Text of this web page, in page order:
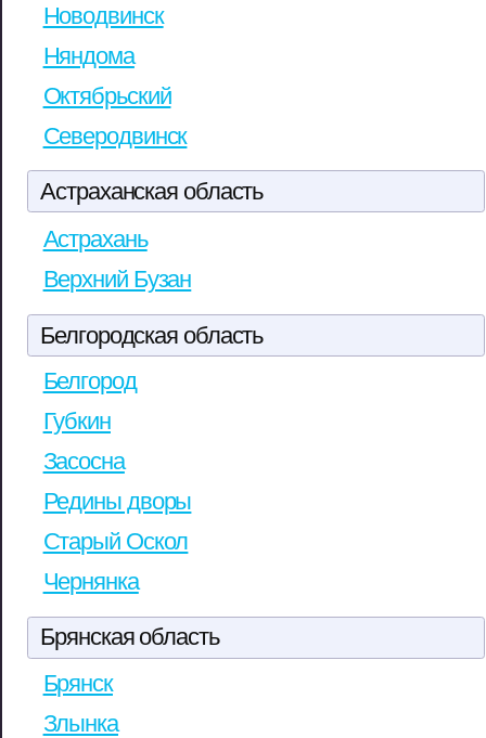
Новодвинск
Няндома
Октябрьский
Северодвинск
Астраханская область
Астрахань
Верхний Бузан
Белгородская область
Белгород
Губкин
Засосна
Редины дворы
Старый Оскол
Чернянка
Брянская область
Брянск
Злынка